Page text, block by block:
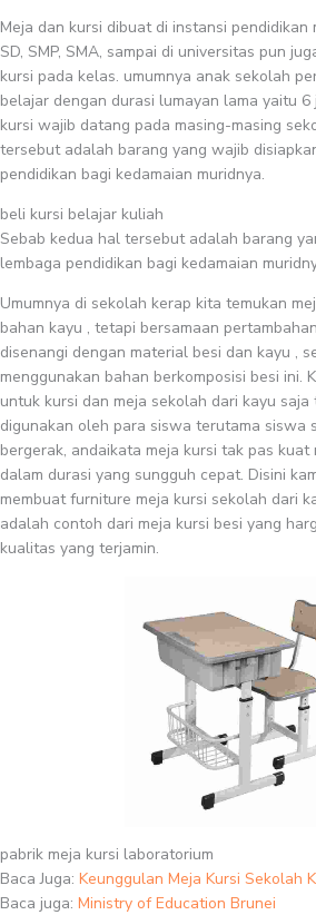
Meja dan kursi dibuat di instansi pendidikan
SD, SMP, SMA, sampai di universitas pun
kursi pada kelas. umumnya anak sekolah
belajar dengan durasi lumayan lama yaitu 6
kursi wajib datang pada masing-masing
tersebut adalah barang yang wajib
pendidikan bagi kedamaian muridnya.
beli kursi belajar kuliah
Sebab kedua hal tersebut adalah barang
lembaga pendidikan bagi kedamaian
Umumnya di sekolah kerap kita temukan
bahan kayu , tetapi bersamaan
disenangi dengan material besi dan kayu ,
menggunakan bahan berkomposisi besi ini.
untuk kursi dan meja sekolah dari kayu
digunakan oleh para siswa terutama siswa
bergerak, andaikata meja kursi tak pas
dalam durasi yang sungguh cepat. Disini
membuat furniture meja kursi sekolah dari
adalah contoh dari meja kursi besi yang
kualitas yang terjamin.
pabrik meja kursi laboratorium
Baca Juga: Keunggulan Meja Kursi Sekolah
Baca juga: Ministry of Education Brunei